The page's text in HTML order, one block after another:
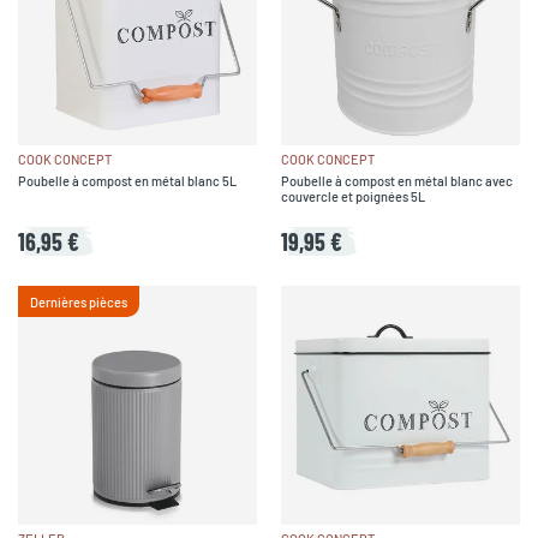
COOK CONCEPT
Poubelle à compost en métal blanc 5L
16,95 €
COOK CONCEPT
Poubelle à compost en métal blanc avec
couvercle et poignées 5L
19,95 €
Dernières pièces